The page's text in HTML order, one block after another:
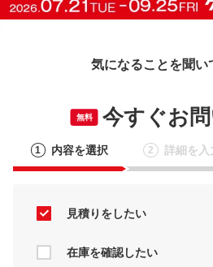
気になることを聞い
無料 今すぐお
1 内容を選択 2 詳細を入
見積りをしたい
在庫を確認したい